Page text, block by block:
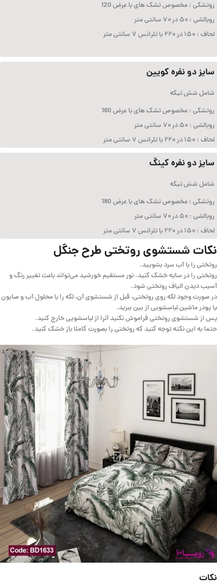
روتشکی : مخصوص تشک های با عرض 120
روبالشی : ۵۰ در ۷۰ سانتی متر
لحاف : ۱۵۰ در ۲۲۰ با تلرانس ۷ سانتی متر
سایز دو نفره کویین
شامل شش تیکه
روتشکی : مخصوص تشک های با عرض 160
روبالشی : ۵۰ در ۷۰ سانتی متر
لحاف : ۱۵۰ در ۲۲۰ با تلرانس ۷ سانتی متر
سایز دو نفره کینگ
شامل شش تیکه
روتشکی : مخصوص تشک های با عرض 180
روبالشی : ۵۰ در ۷۰ سانتی متر
لحاف : ۱۵۰ در ۲۲۰ با تلرانس ۷ سانتی متر
نکات شستشوی روتختی طرح جنگل
روتختی را با آب سرد بشویید.
روتختی را در سایه خشک کنید. نور مستقیم خورشید می‌تواند باعث تغییر رنگ و
آسیب دیدن الیاف روتختی شود.
در صورت وجود لکه روی روتختی، قبل از شستشوی آن، لکه را با محلول آب و صابون
یا پودر ماشین لباسشویی از بین ببرید.
پس از شستشوی روتختی فراموش نکنید آنرا از لباسشویی خارج کنید.
حتما به این نکته توجه کنید که روتختی را بصورت کاملا باز خشک کنید.
نکات